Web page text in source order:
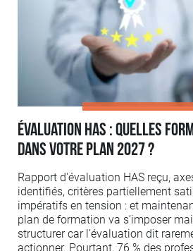
Évaluation HAS : quelles
dans votre plan 2027 ?
Rapport d'évaluation HAS reçu,
identifiés, critères partiellement
impératifs en tension : et
plan de formation va s’imposer
structurer car l’évaluation dit
actionner. Pourtant, 76 % des